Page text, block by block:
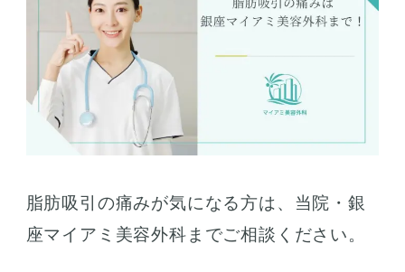
脂肪吸引の痛みが気になる方は、当院・銀
座マイアミ美容外科までご相談ください。